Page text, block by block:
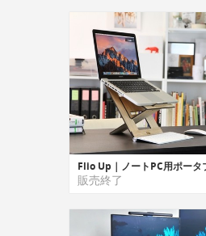
販売終了